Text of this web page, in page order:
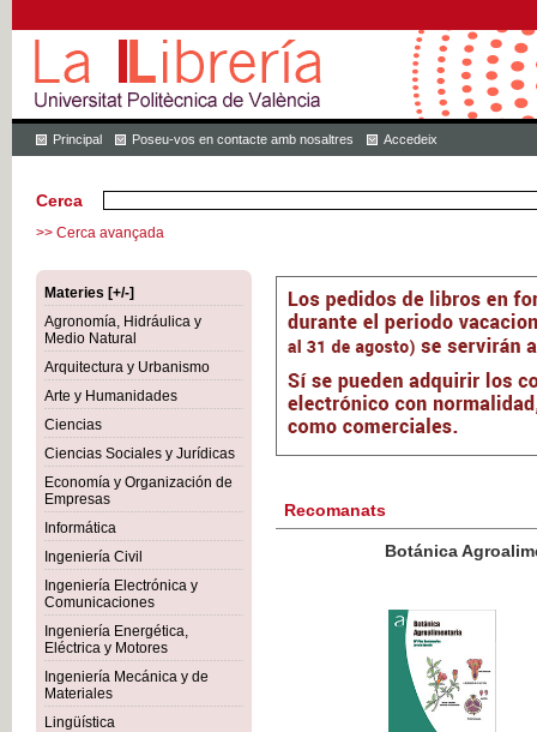
Principal Poseu-vos en contacte amb nosaltres Accedeix
Cerca
>> Cerca avançada
Materies [+/-]
Agronomía, Hidráulica y
Medio Natural
Arquitectura y Urbanismo
Arte y Humanidades
Ciencias
Ciencias Sociales y Jurídicas
Economía y Organización de
Empresas
Informática
Ingeniería Civil
Ingeniería Electrónica y
Comunicaciones
Ingeniería Energética,
Eléctrica y Motores
Ingeniería Mecánica y de
Materiales
Lingüística
Recomanats
Botánica Agroalimentaria